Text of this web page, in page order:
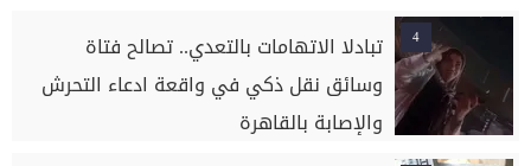
4
تبادلا الاتهامات بالتعدي.. تصالح فتاة
وسائق نقل ذكي في واقعة ادعاء التحرش
والإصابة بالقاهرة